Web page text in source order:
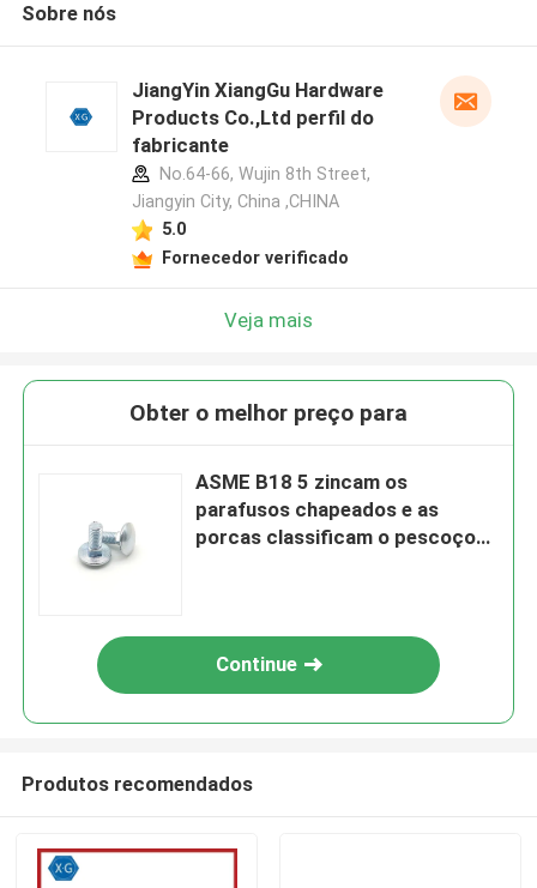
Sobre nós
JiangYin XiangGu Hardware
Products Co.,Ltd perfil do
fabricante
No.64-66, Wujin 8th Street,
Jiangyin City, China ,CHINA
5.0
Fornecedor verificado
Veja mais
Obter o melhor preço para
ASME B18 5 zincam os
parafusos chapeados e as
porcas classificam o pescoço
Continue
Produtos recomendados